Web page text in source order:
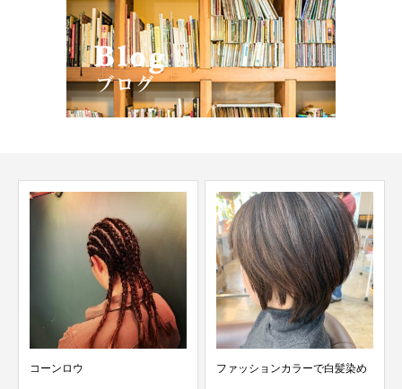
コーンロウ ファッションカラーで白髪染め